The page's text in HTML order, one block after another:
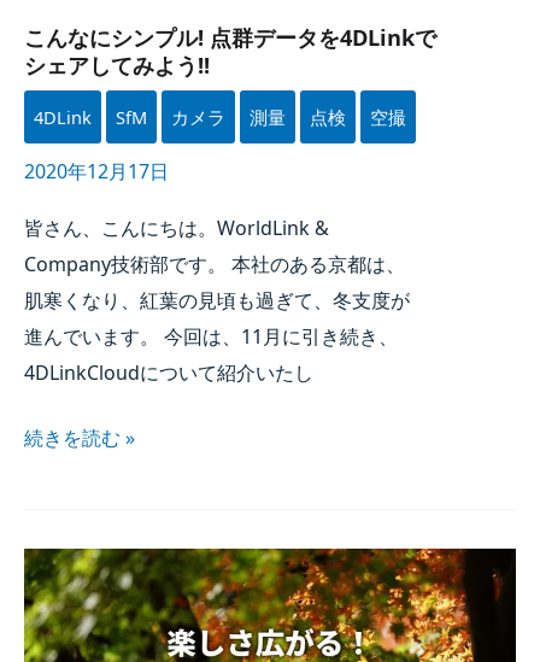
こんなに​シンプル! 点群データを​4DLinkで​
シェアしてみよう!!
4DLink SfM カメラ 測量 点検 空撮
2020年12月17日
皆さん、​こんにちは。​WorldLink &
Company技術部です。​ 本社の​ある​京都は、​
肌寒くなり、​紅葉の​見頃も​過ぎて、​冬支度が​
進んでいます。​ 今回は、​ 11月に​引き​続き、​
4DLinkCloudに​ついて​紹介いたし
続きを​読む »
楽しさ広がる！​
ドローン・
カメラ設定に​